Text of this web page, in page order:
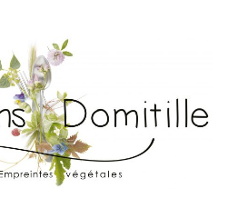
Skip
to
content